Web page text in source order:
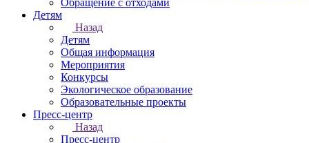
Обращение с отходами
Детям
Назад
Детям
Общая информация
Мероприятия
Конкурсы
Экологическое образование
Образовательные проекты
Пресс-центр
Назад
Пресс-центр